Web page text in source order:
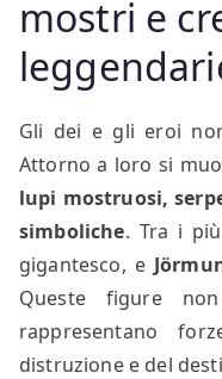
mostri e
Gli dei e gli eroi
Attorno a loro si
lupi mostruosi,
simboliche. Tra i
gigantesco, e
Queste figure
rappresentano
distruzione e del